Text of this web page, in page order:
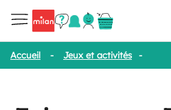
Accueil - Jeux et activités -